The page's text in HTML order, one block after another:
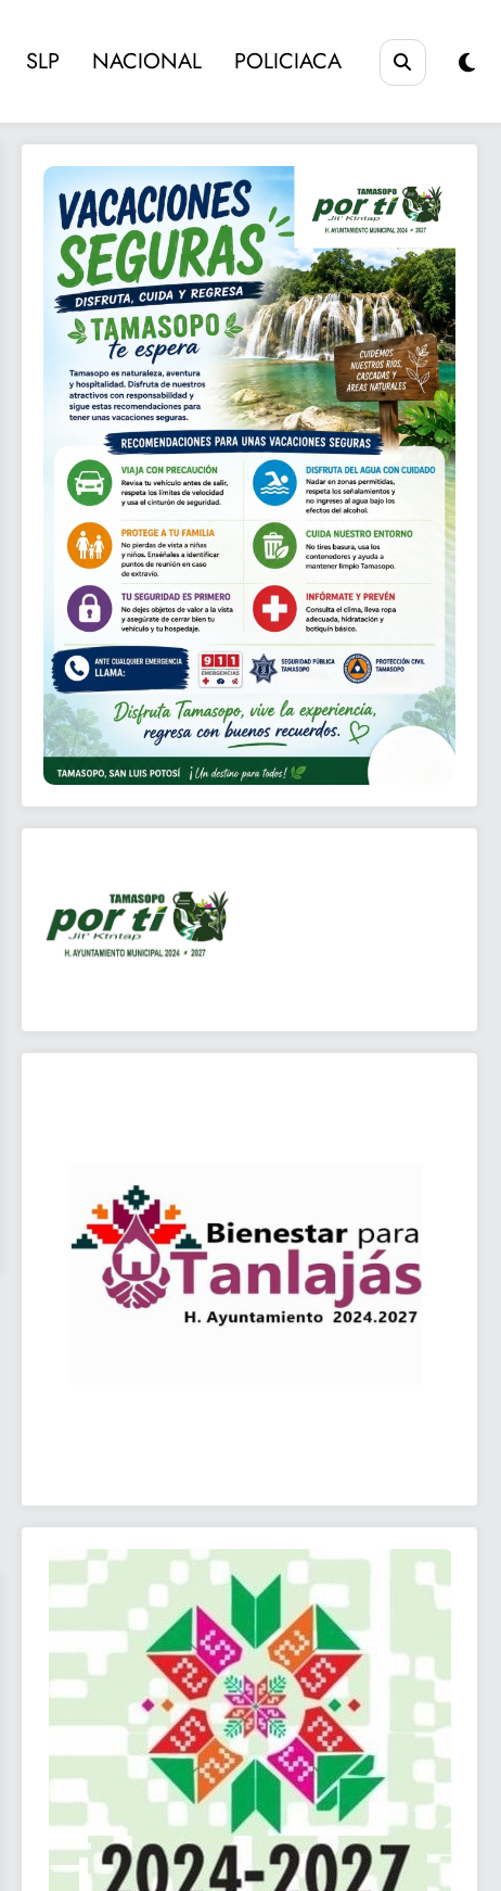
SLP NACIONAL POLICIACA